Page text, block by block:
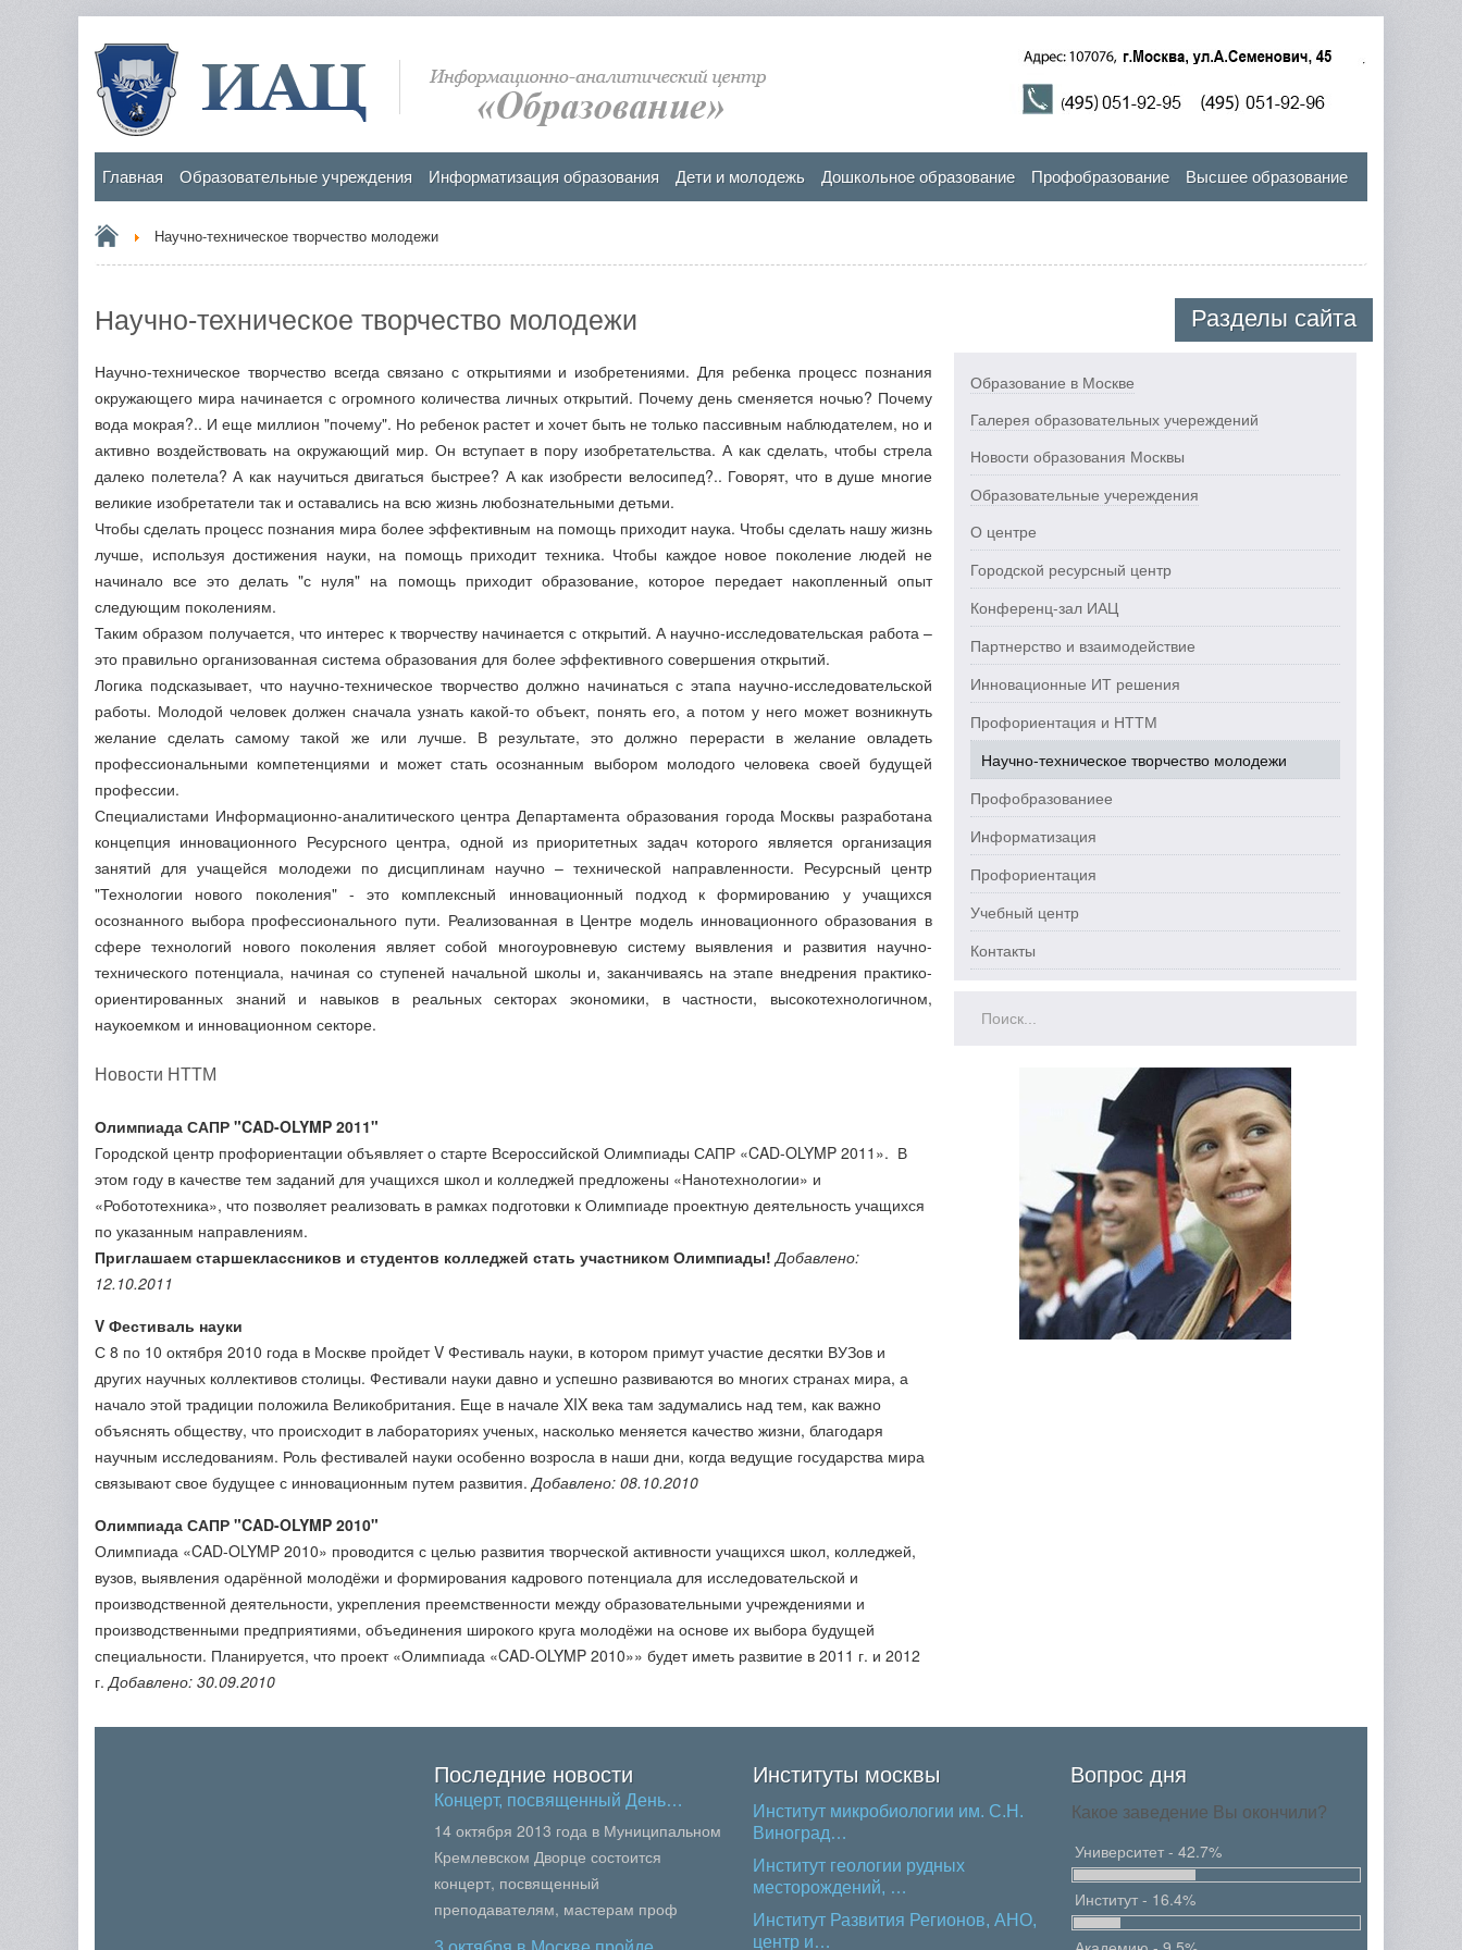
Главная Образовательные учреждения Информатизация образования Дети и молодежь Дошкольное образование Профобразование Высшее образование
Научно-техническое творчество молодежи
Научно-техническое творчество молодежи
Научно-техническое творчество всегда связано с открытиями и изобретениями. Для ребенка процесс познания
окружающего мира начинается с огромного количества личных открытий. Почему день сменяется ночью? Почему
вода мокрая?.. И еще миллион "почему". Но ребенок растет и хочет быть не только пассивным наблюдателем, но и
активно воздействовать на окружающий мир. Он вступает в пору изобретательства. А как сделать, чтобы стрела
далеко полетела? А как научиться двигаться быстрее? А как изобрести велосипед?.. Говорят, что в душе многие
великие изобретатели так и оставались на всю жизнь любознательными детьми.
Чтобы сделать процесс познания мира более эффективным на помощь приходит наука. Чтобы сделать нашу жизнь
лучше, используя достижения науки, на помощь приходит техника. Чтобы каждое новое поколение людей не
начинало все это делать "с нуля" на помощь приходит образование, которое передает накопленный опыт
следующим поколениям.
Таким образом получается, что интерес к творчеству начинается с открытий. А научно-исследовательская работа –
это правильно организованная система образования для более эффективного совершения открытий.
Логика подсказывает, что научно-техническое творчество должно начинаться с этапа научно-исследовательской
работы. Молодой человек должен сначала узнать какой-то объект, понять его, а потом у него может возникнуть
желание сделать самому такой же или лучше. В результате, это должно перерасти в желание овладеть
профессиональными компетенциями и может стать осознанным выбором молодого человека своей будущей
профессии.
Специалистами Информационно-аналитического центра Департамента образования города Москвы разработана
концепция инновационного Ресурсного центра, одной из приоритетных задач которого является организация
занятий для учащейся молодежи по дисциплинам научно – технической направленности. Ресурсный центр
"Технологии нового поколения" - это комплексный инновационный подход к формированию у учащихся
осознанного выбора профессионального пути. Реализованная в Центре модель инновационного образования в
сфере технологий нового поколения являет собой многоуровневую систему выявления и развития научно-
технического потенциала, начиная со ступеней начальной школы и, заканчиваясь на этапе внедрения практико-
ориентированных знаний и навыков в реальных секторах экономики, в частности, высокотехнологичном,
наукоемком и инновационном секторе.
Новости НТТМ
Олимпиада САПР "CAD-OLYMP 2011"
Городской центр профориентации объявляет о старте Всероссийской Олимпиады САПР «CAD-OLYMP 2011». В
этом году в качестве тем заданий для учащихся школ и колледжей предложены «Нанотехнологии» и
«Робототехника», что позволяет реализовать в рамках подготовки к Олимпиаде проектную деятельность учащихся
по указанным направлениям.
Приглашаем старшеклассников и студентов колледжей стать участником Олимпиады! Добавлено:
12.10.2011
V Фестиваль науки
С 8 по 10 октября 2010 года в Москве пройдет V Фестиваль науки, в котором примут участие десятки ВУЗов и
других научных коллективов столицы. Фестивали науки давно и успешно развиваются во многих странах мира, а
начало этой традиции положила Великобритания. Еще в начале XIX века там задумались над тем, как важно
объяснять обществу, что происходит в лабораториях ученых, насколько меняется качество жизни, благодаря
научным исследованиям. Роль фестивалей науки особенно возросла в наши дни, когда ведущие государства мира
связывают свое будущее с инновационным путем развития.Добавлено: 08.10.2010
Олимпиада САПР "CAD-OLYMP 2010"
Олимпиада «CAD-OLYMP 2010» проводится с целью развития творческой активности учащихся школ, колледжей,
вузов, выявления одарённой молодёжи и формирования кадрового потенциала для исследовательской и
производственной деятельности, укрепления преемственности между образовательными учреждениями и
производственными предприятиями, объединения широкого круга молодёжи на основе их выбора будущей
специальности. Планируется, что проект «Олимпиада «CAD-OLYMP 2010»» будет иметь развитие в 2011 г. и 2012
г.Добавлено: 30.09.2010
Разделы сайта
Образование в Москве
Галерея образовательных учереждений
Новости образования Москвы
Образовательные учереждения
О центре
Городской ресурсный центр
Конференц-зал ИАЦ
Партнерство и взаимодействие
Инновационные ИТ решения
Профориентация и НТТМ
Научно-техническое творчество молодежи
Профобразованиее
Информатизация
Профориентация
Учебный центр
Контакты
Последние новости
Концерт, посвященный День…
14 октября 2013 года в Муниципальном
Кремлевском Дворце состоится
концерт, посвященный
преподавателям, мастерам проф
образования, педагогам колледжей и
Институты москвы
Институт микробиологии им. С.Н.
Виноград…
Институт геологии рудных
месторождений, …
Институт Развития Регионов, АНО,
центр и…
Вопрос дня
Какое заведение Вы окончили?
Университет - 42.7%
Институт - 16.4%